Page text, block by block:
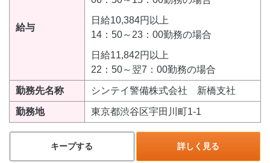
給与
日給10,384円以上
14：50～23：00勤務の場合
日給11,842円以上
22：50～翌7：00勤務の場合
勤務先名称 シンテイ警備株式会社 新橋支社
勤務地 東京都渋谷区宇田川町1-1
キープする 詳しく見る